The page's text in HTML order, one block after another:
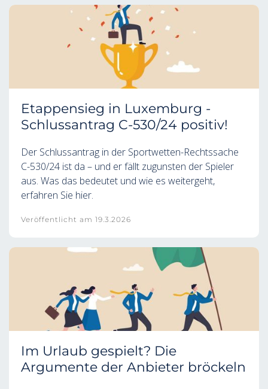
Etappensieg in Luxemburg -
Schlussantrag C-530/24 positiv!
Der Schlussantrag in der Sportwetten-Rechtssache
C-530/24 ist da – und er fällt zugunsten der Spieler
aus. Was das bedeutet und wie es weitergeht,
erfahren Sie hier.
Veröffentlicht am 19.3.2026
Im Urlaub gespielt? Die
Argumente der Anbieter bröckeln